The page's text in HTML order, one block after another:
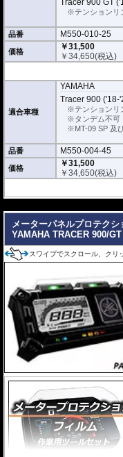
※安全に関する重要なパーツ
い。個人でお取付の場合、弊
Tracer 900 GT
※テンションリ
品番 M550-010-25
価格
￥31,500
￥34,650(税込)
適合車種
YAMAHA
Tracer 900 ('18-
※テンションリ
※タンデム不可
※MT-09 SP 及
品番 M550-004-45
価格
￥31,500
￥34,650(税込)
メーターパネルプロテク
YAMAHA TRACER 900/
スワイプでスクロール、クリ